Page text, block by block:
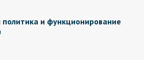
и функционирование